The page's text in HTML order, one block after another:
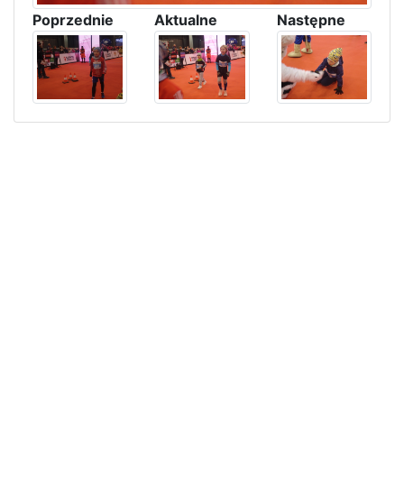
Poprzednie Aktualne Następne